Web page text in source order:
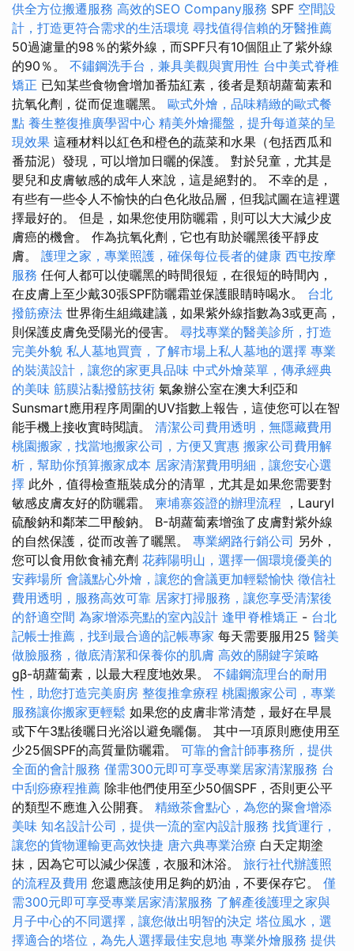
供全方位搬遷服務 高效的SEO Company服務 SPF 空間設
計，打造更符合需求的生活環境 尋找值得信賴的牙醫推薦
50過濾量的98％的紫外線，而SPF只有10個阻止了紫外線
的90％。 不鏽鋼洗手台，兼具美觀與實用性 台中美式脊椎
矯正 已知某些食物會增加番茄紅素，後者是類胡蘿蔔素和
抗氧化劑，從而促進曬黑。 歐式外燴，品味精緻的歐式餐
點 養生整復推廣學習中心 精美外燴擺盤，提升每道菜的呈
現效果 這種材料以紅色和橙色的蔬菜和水果（包括西瓜和
番茄泥）發現，可以增加日曬的保護。 對於兒童，尤其是
嬰兒和皮膚敏感的成年人來說，這是絕對的。 不幸的是，
有些有一些令人不愉快的白色化妝品層，但我試圖在這裡選
擇最好的。 但是，如果您使用防曬霜，則可以大大減少皮
膚癌的機會。 作為抗氧化劑，它也有助於曬黑後平靜皮
膚。 護理之家，專業照護，確保每位長者的健康 西屯按摩
服務 任何人都可以使曬黑的時間很短，在很短的時間內，
在皮膚上至少戴30張SPF防曬霜並保護眼睛時喝水。 台北
撥筋療法 世界衛生組織建議，如果紫外線指數為3或更高，
則保護皮膚免受陽光的侵害。 尋找專業的醫美診所，打造
完美外貌 私人墓地買賣，了解市場上私人墓地的選擇 專業
的裝潢設計，讓您的家更具品味 中式外燴菜單，傳承經典
的美味 筋膜沾黏撥筋技術 氣象辦公室在澳大利亞和
Sunsmart應用程序周圍的UV指數上報告，這使您可以在智
能手機上接收實時閱讀。 清潔公司費用透明，無隱藏費用
桃園搬家，找當地搬家公司，方便又實惠 搬家公司費用解
析，幫助你預算搬家成本 居家清潔費用明細，讓您安心選
擇 此外，值得檢查瓶裝成分的清單，尤其是如果您需要對
敏感皮膚友好的防曬霜。 柬埔寨簽證的辦理流程 ，Lauryl
硫酸鈉和鄰苯二甲酸鈉。 Β-胡蘿蔔素增強了皮膚對紫外線
的自然保護，從而改善了曬黑。 專業網路行銷公司 另外，
您可以食用飲食補充劑 花葬陽明山，選擇一個環境優美的
安葬場所 會議點心外燴，讓您的會議更加輕鬆愉快 徵信社
費用透明，服務高效可靠 居家打掃服務，讓您享受清潔後
的舒適空間 為家增添亮點的室內設計 逢甲脊椎矯正 - 台北
記帳士推薦，找到最合適的記帳專家 每天需要服用25 醫美
做臉服務，徹底清潔和保養你的肌膚 高效的關鍵字策略
gβ-胡蘿蔔素，以最大程度地效果。 不鏽鋼流理台的耐用
性，助您打造完美廚房 整復推拿療程 桃園搬家公司，專業
服務讓你搬家更輕鬆 如果您的皮膚非常清楚，最好在早晨
或下午3點後曬日光浴以避免曬傷。 其中一項原則應使用至
少25個SPF的高質量防曬霜。 可靠的會計師事務所，提供
全面的會計服務 僅需300元即可享受專業居家清潔服務 台
中刮痧療程推薦 除非他們使用至少50個SPF，否則更公平
的類型不應進入公開賽。 精緻茶會點心，為您的聚會增添
美味 知名設計公司，提供一流的室內設計服務 找貨運行，
讓您的貨物運輸更高效快捷 唐六典專業治療 白天定期塗
抹，因為它可以減少保護，衣服和沐浴。 旅行社代辦護照
的流程及費用 您還應該使用足夠的奶油，不要保存它。 僅
需300元即可享受專業居家清潔服務 了解產後護理之家與
月子中心的不同選擇，讓您做出明智的決定 塔位風水，選
擇適合的塔位，為先人選擇最佳安息地 專業外燴服務 提供